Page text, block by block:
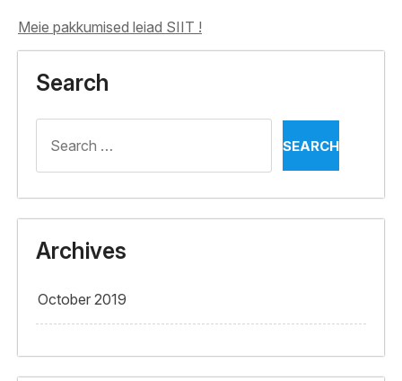
Meie pakkumised leiad SIIT !
Search
for:
Archives
October 2019